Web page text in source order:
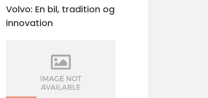
Volvo: En bil, tradition og
innovation